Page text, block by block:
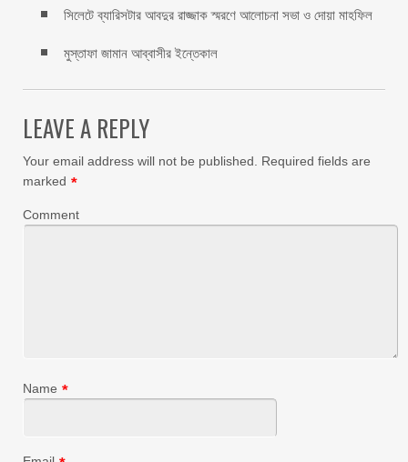
সিলেটে ব্যারিসটার আবদুর রাজ্জাক স্মরণে আলোচনা সভা ও দোয়া মাহফিল
মুস্তাফা জামান আব্বাসীর ইন্তেকাল
LEAVE A REPLY
Your email address will not be published.
Required fields are
marked *
Comment
Name *